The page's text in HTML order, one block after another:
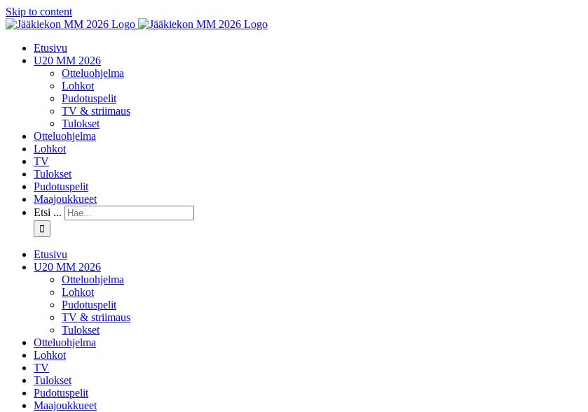
Skip to content
Etusivu
U20 MM 2026
Otteluohjelma
Lohkot
Pudotuspelit
TV & striimaus
Tulokset
Otteluohjelma
Lohkot
TV
Tulokset
Pudotuspelit
Maajoukkueet
Etsi ...
Etusivu
U20 MM 2026
Otteluohjelma
Lohkot
Pudotuspelit
TV & striimaus
Tulokset
Otteluohjelma
Lohkot
TV
Tulokset
Pudotuspelit
Maajoukkueet